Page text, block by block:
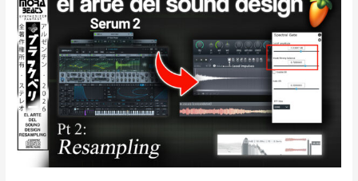
Hacer
Loops
EMOCIONALES
(prod.
mora)
[69]